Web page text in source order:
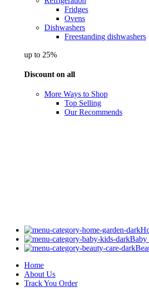
Fridges
Ovens
Dishwashers
Freestanding dishwashers
up to 25%
Discount on all
More Ways to Shop
Top Selling
Our Recommends
Home
About Us
Track You Order